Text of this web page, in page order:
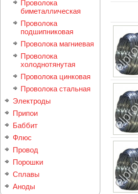
Проволока
биметаллическая
Проволока
подшипниковая
Проволока магниевая
Проволока
холоднотянутая
Проволока цинковая
Проволока стальная
Электроды
Припои
Баббит
Флюс
Провод
Порошки
Сплавы
Аноды